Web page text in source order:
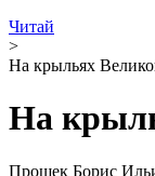
Читай
>
На крыльях
На
Прошек Борис